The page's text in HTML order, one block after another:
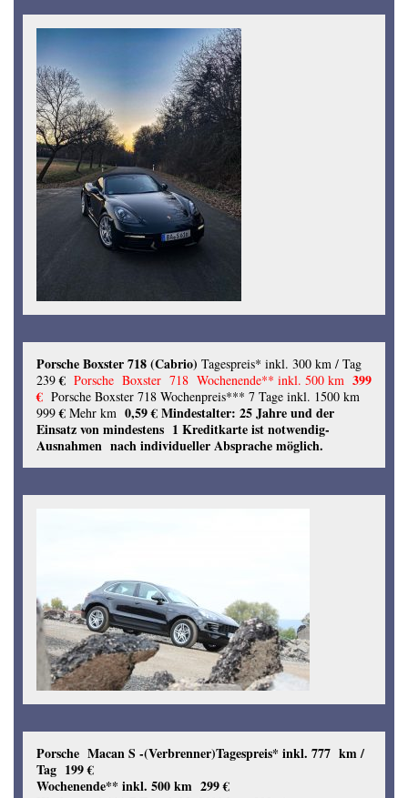
Porsche Boxster 718 (Cabrio) Tagespreis* inkl. 300 km / Tag
239€ Porsche Boxster 718 Wochenende** inkl. 500 km 399
€ Porsche Boxster 718 Wochenpreis*** 7 Tage inkl. 1500 km
999€ Mehr km 0,59 €Mindestalter: 25 Jahre und der
Einsatz von mindestens 1 Kreditkarte ist notwendig-
Ausnahmen nach individueller Absprache möglich.
Porsche Macan S -(Verbrenner)Tagespreis* inkl. 777 km /
Tag 199 €
Wochenende** inkl. 500 km 299 €